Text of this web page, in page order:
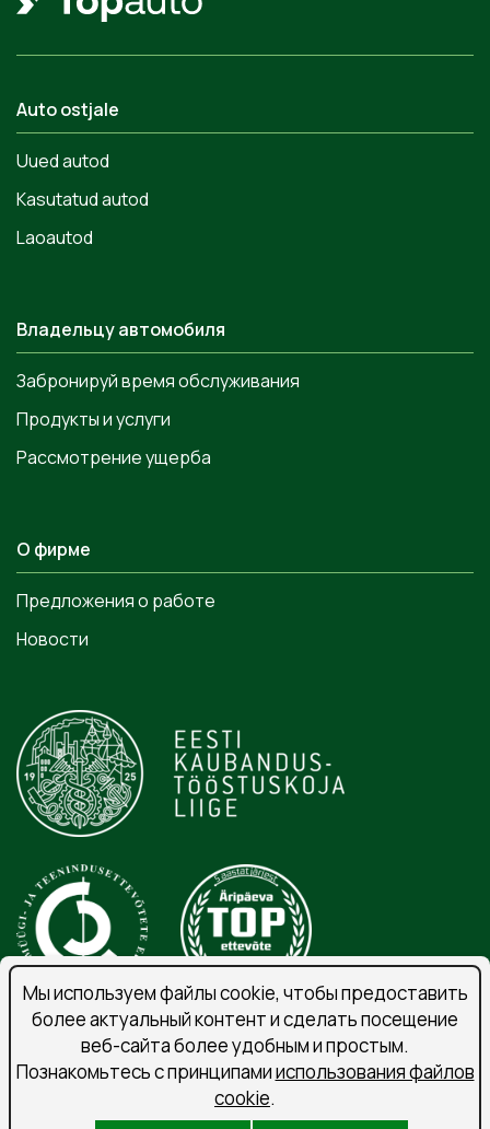
Auto ostjale
Uued autod
Kasutatud autod
Laoautod
Владельцу автомобиля
Забронируй время обслуживания
Продукты и услуги
Рассмотрение ущерба
О фирме
Предложения о работе
Новости
Порядок обработки личных данных
Подпишитесь на рассылку
Мы используем файлы cookie, чтобы предоставить
более актуальный контент и сделать посещение
веб-сайта более удобным и простым.
Познакомьтесь с принципамииспользования файлов
cookie.